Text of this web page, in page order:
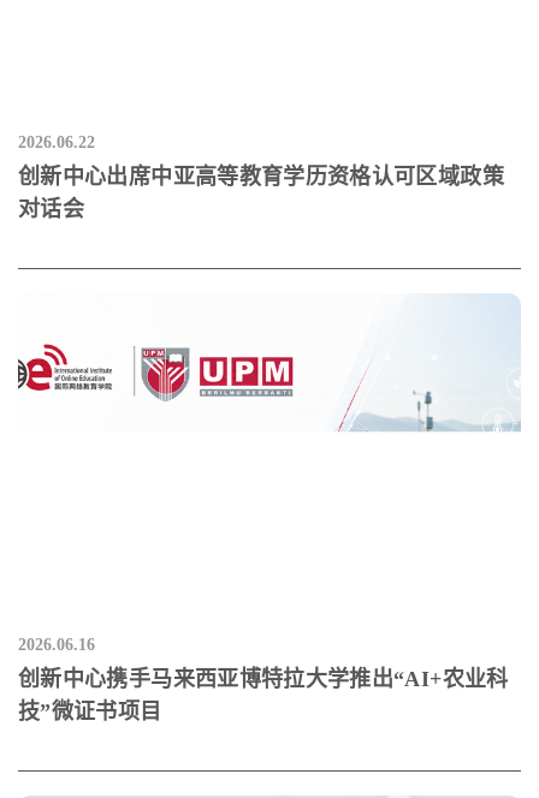
2026.06.22
创新中心出席中亚高等教育学历资格认可区域政策
对话会
2026.06.16
创新中心携手马来西亚博特拉大学推出“AI+农业科
技”微证书项目